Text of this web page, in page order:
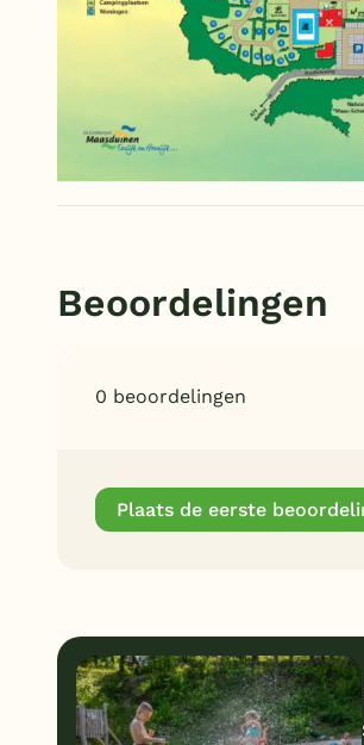
Beoordelingen
0 beoordelingen
Plaats de eerste